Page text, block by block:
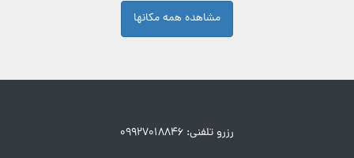
مشاهده همه مکانها
رزرو تلفنی: ۰۹۹۲۷۰۱۸۸۴۶